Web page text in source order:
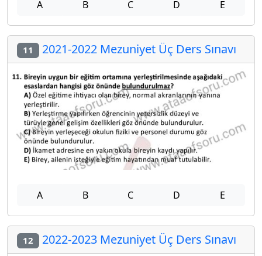
A B C D E
11 2021-2022 Mezuniyet Üç Ders Sınavı
A B C D E
12 2022-2023 Mezuniyet Üç Ders Sınavı